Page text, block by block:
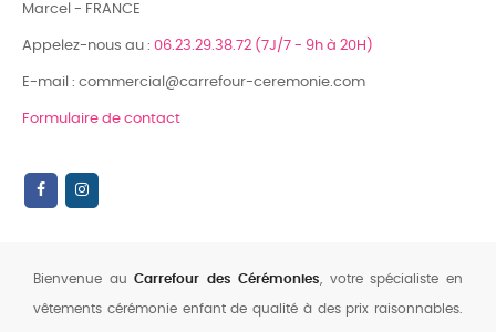
Marcel - FRANCE
Appelez-nous au : 06.23.29.38.72 (7J/7 - 9h à 20H)
E-mail : commercial@carrefour-ceremonie.com
Formulaire de contact
Bienvenue auCarrefour des Cérémonies , votre spécialiste en
vêtements cérémonie enfant de qualité à des prix raisonnables.